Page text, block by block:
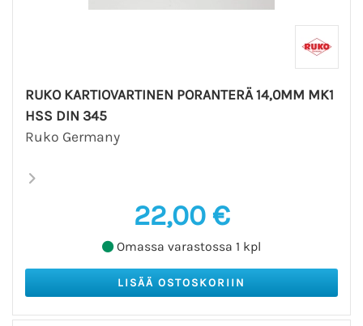
RUKO KARTIOVARTINEN PORANTERÄ 14,0MM MK1
HSS DIN 345
Ruko Germany
22,00 €
Omassa varastossa 1 kpl